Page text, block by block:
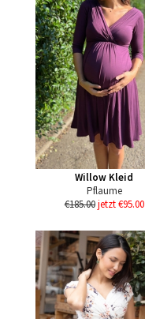
Willow Kleid
Pflaume
€185.00 jetzt €95.00